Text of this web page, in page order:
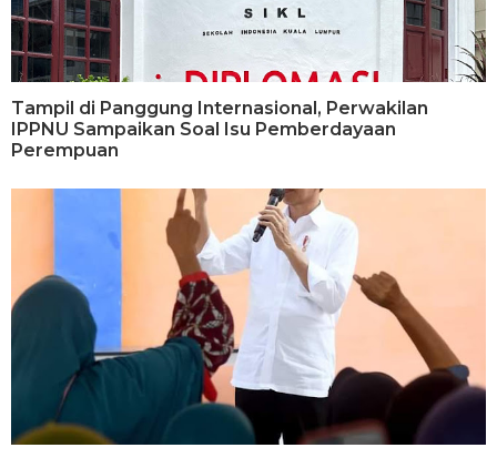
Tampil di Panggung Internasional, Perwakilan
IPPNU Sampaikan Soal Isu Pemberdayaan
Perempuan